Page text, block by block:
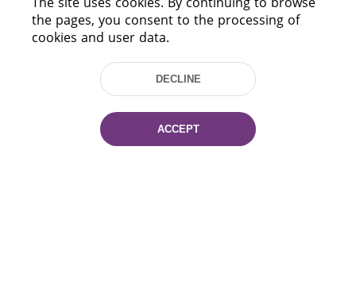
HELP
the pages, you consent to the processing of
cookies and user data.
DECLINE
ACCEPT